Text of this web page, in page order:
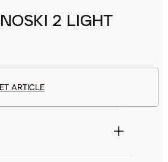
2 LIGHT
ARTICLE